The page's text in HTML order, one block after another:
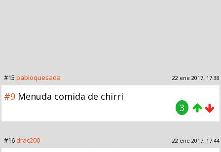
#15 pabloquesada 22 ene 2017, 17:38
#9 Menuda comida de chirri
3
#16drac200 22 ene 2017, 17:44